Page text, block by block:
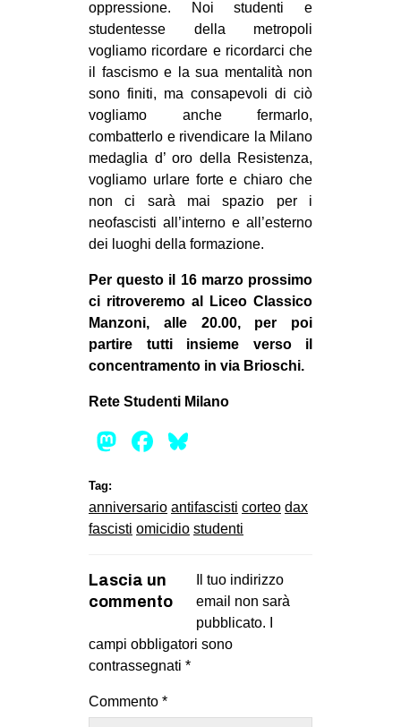
oppressione. Noi studenti e
studentesse della metropoli
vogliamo ricordare e ricordarci che
il fascismo e la sua mentalità non
sono finiti, ma consapevoli di ciò
vogliamo anche fermarlo,
combatterlo e rivendicare la Milano
medaglia d’ oro della Resistenza,
vogliamo urlare forte e chiaro che
non ci sarà mai spazio per i
neofascisti all’interno e all’esterno
dei luoghi della formazione.
Per questo il 16 marzo prossimo
ci ritroveremo al Liceo Classico
Manzoni, alle 20.00, per poi
partire tutti insieme verso il
concentramento in via Brioschi.
Rete Studenti Milano
Mastodon
Facebook
Tag:
anniversario antifascisti corteo dax
fascisti omicidio studenti
Lascia un
commento
Il tuo indirizzo
email non sarà
pubblicato.
campi obbligatori sono
contrassegnati *
Commento *